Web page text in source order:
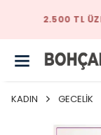
KADIN GECELİK